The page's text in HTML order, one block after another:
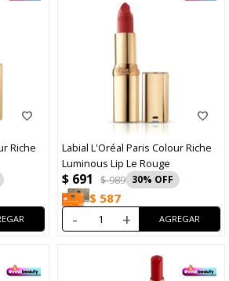
Riche
Labial L'Oréal Paris Colour Riche
Luminous Lip Le Rouge
$ 691 $989 30
$ 587
- +